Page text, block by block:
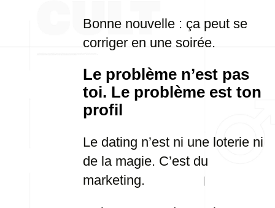
Bonne nouvelle : ça peut se
corriger en une soirée.
Le problème n’est pas
toi. Le problème est ton
profil
Le dating n’est ni une loterie ni
de la magie. C’est du
marketing.